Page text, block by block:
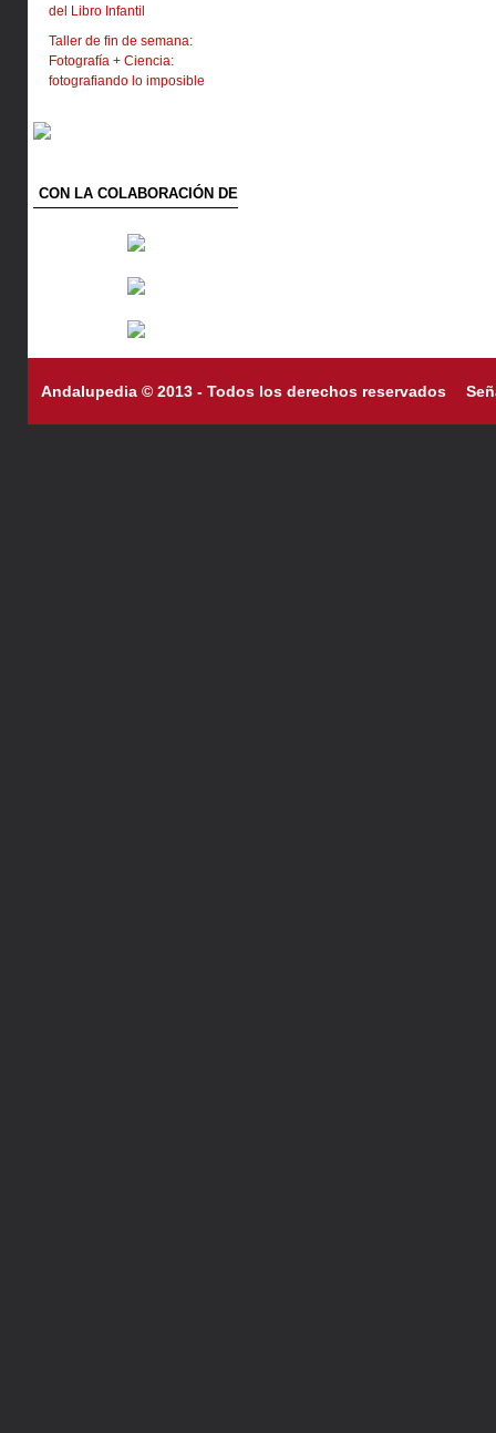
del Libro Infantil
Taller de fin de semana:
Fotografía + Ciencia:
fotografiando lo imposible
CON LA COLABORACIÓN DE
Andalupedia © 2013 - Todos los derechos reservados